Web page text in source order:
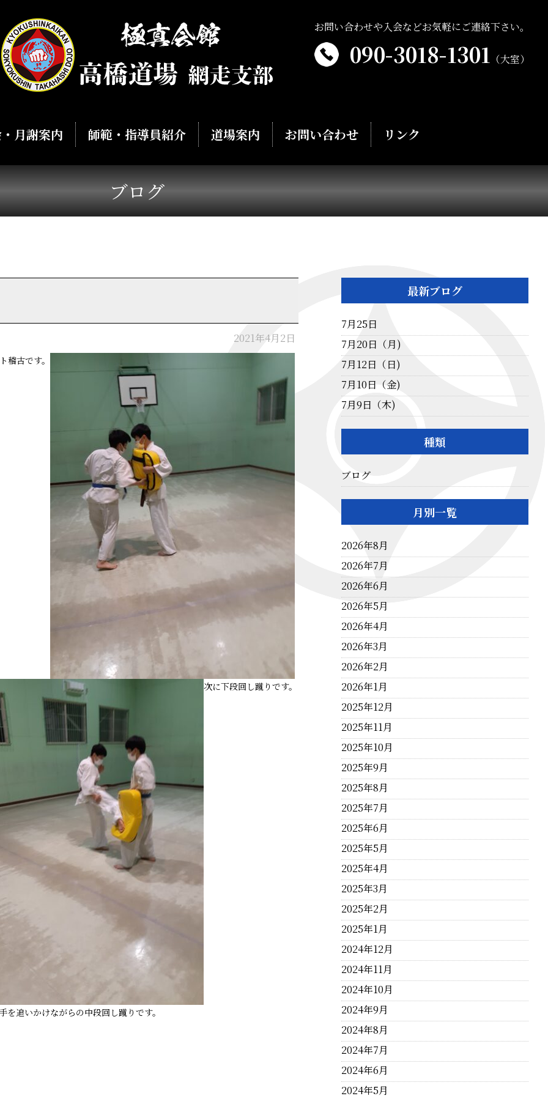
お問い合わせや入会などお気軽にご連絡下さい。
090-3018-1301 （大室）
月謝案内 師範・指導員紹介 道場案内 お問い合わせ リンク
ブログ
2021年4月2日
古です。
次に下段回し蹴りです。
を追いかけながらの中段回し蹴りです。
最新ブログ
7月25日
7月20日（月)
7月12日（日)
7月10日（金)
7月9日（木)
種類
ブログ
月別一覧
2026年8月
2026年7月
2026年6月
2026年5月
2026年4月
2026年3月
2026年2月
2026年1月
2025年12月
2025年11月
2025年10月
2025年9月
2025年8月
2025年7月
2025年6月
2025年5月
2025年4月
2025年3月
2025年2月
2025年1月
2024年12月
2024年11月
2024年10月
2024年9月
2024年8月
2024年7月
2024年6月
2024年5月